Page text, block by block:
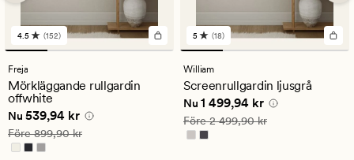
152
omdömen
med
ett
genomsnittligt
betyg
på
4.5
4.5 (152)
Freja
Mörkläggande rullgardin
offwhite
Nuvarande pris
Nu 539,94 kr
Ordinarie pris 899,90 kr
Före899,90 kr
18
omdömen
med
ett
genomsnittligt
betyg
på
5
5 (18)
William
Screenrullgardin ljusgrå
Nuvarande pris 1 499,94 kr
Nu 1 499,94 kr
Ordinarie pris 2 499,90 kr
Före2 499,90 kr